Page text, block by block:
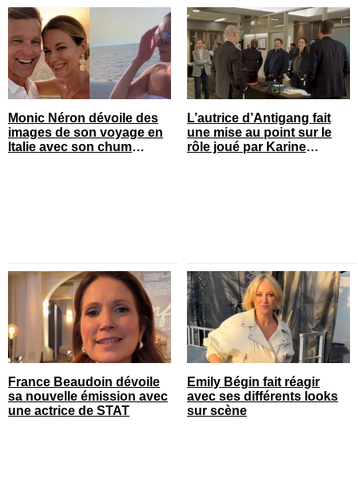
Monic Néron dévoile des
images de son voyage en
Italie avec son chum
L’autrice d’Antigang fait
une mise au point sur le
rôle joué par Karine
France Beaudoin dévoile
sa nouvelle émission avec
une actrice de STAT
Emily Bégin fait réagir
avec ses différents looks
sur scène